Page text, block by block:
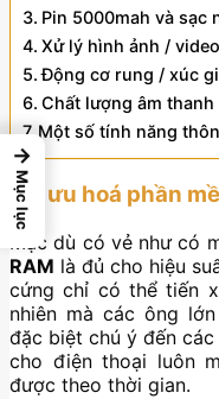
Pin 5000mah và sạc
Xử lý hình ảnh /
Động cơ rung / xúc
Chất lượng âm thanh
Một số tính năng
Tối ưu hoá phần
Mặc dù có vẻ như có
RAM là đủ cho hiệu
cứng chỉ có thể tiến
nhiên mà các ông
đặc biệt chú ý đến
cho điện thoại luôn
được theo thời gian.
→
Mục lục